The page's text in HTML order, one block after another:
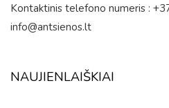
Kontaktinis telefono numeris :
info@antsienos.lt
NAUJIENLAIŠKIAI